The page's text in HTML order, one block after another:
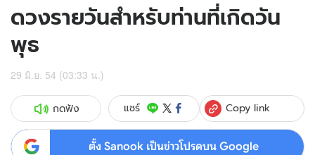
ดวงรายวันสำหรับท่านที่เกิดวัน
พุธ
29 มิ.ย. 54 (03:33 น.)
กดฟัง แชร์ Copy link
ตั้ง Sanook เป็นข่าวโปรดบน Google